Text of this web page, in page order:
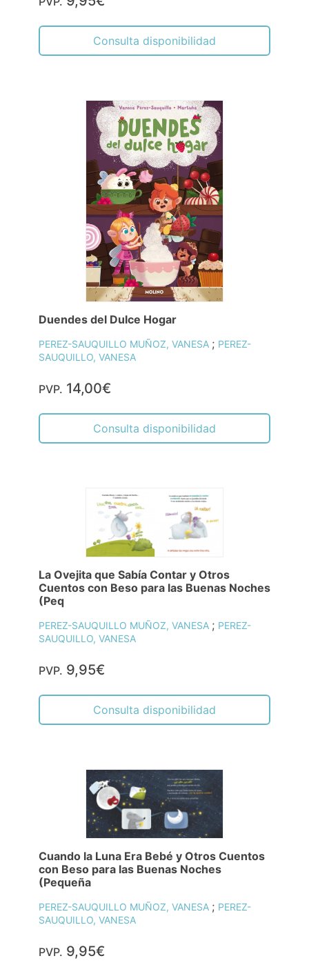
Consulta disponibilidad
Duendes del Dulce Hogar
PEREZ-SAUQUILLO MUÑOZ, VANESA ; PEREZ-
SAUQUILLO, VANESA
PVP. 14,00€
Consulta disponibilidad
La Ovejita que Sabía Contar y Otros
Cuentos con Beso para las Buenas Noches
(Peq
PEREZ-SAUQUILLO MUÑOZ, VANESA ; PEREZ-
SAUQUILLO, VANESA
PVP. 9,95€
Consulta disponibilidad
Cuando la Luna Era Bebé y Otros Cuentos
con Beso para las Buenas Noches
(Pequeña
PEREZ-SAUQUILLO MUÑOZ, VANESA ; PEREZ-
SAUQUILLO, VANESA
PVP. 9,95€